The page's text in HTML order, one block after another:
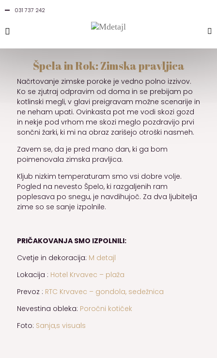
031 737 242
Špela in Rok: Zimska pravljica
Načrtovanje zimske poroke je vedno polno izzivov.
Ko se zjutraj odpravim od doma in se prebijam po
kotlinski megli, v glavi preigravam možne scenarije in
ne neham upati. Ovinkasta pot me vodi skozi gozd
in nekje pod vrhom me skozi meglo pozdravijo prvi
sončni žarki, ki mi na obraz zarišejo otroški nasmeh.
Zavem se, da je pred mano dan, ki ga bom
poimenovala zimska pravljica.
Kljub nizkim temperaturam smo vsi dobre volje.
Pogled na nevesto Špelo, ki razgaljenih ram
poplesava po snegu, je navdihujoč. Za dva ljubitelja
zime so se sanje izpolnile.
PRIČAKOVANJA SMO IZPOLNILI:
Cvetje in dekoracija: M detajl
Lokacija : Hotel Krvavec – plaža
Prevoz : RTC Krvavec – gondola, sedežnica
Nevestina obleka: Poročni kotiček
Foto: Sanja,s visuals